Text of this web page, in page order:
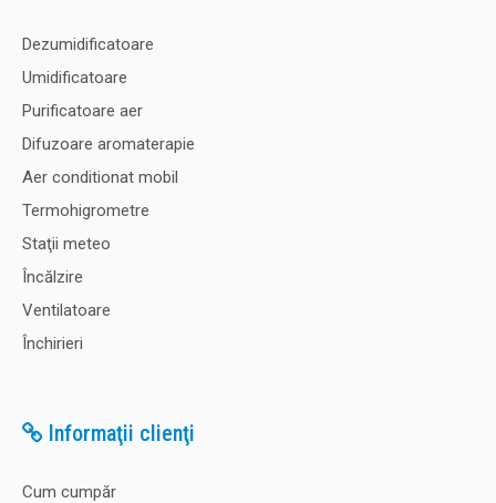
Dezumidificatoare
Umidificatoare
Purificatoare aer
Difuzoare aromaterapie
Aer conditionat mobil
Termohigrometre
Staţii meteo
Încălzire
Ventilatoare
Închirieri
Informaţii clienţi
Cum cumpăr